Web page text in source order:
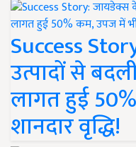
Success
उत्पादों से
लागत हुई
शानदार वृद्धि!